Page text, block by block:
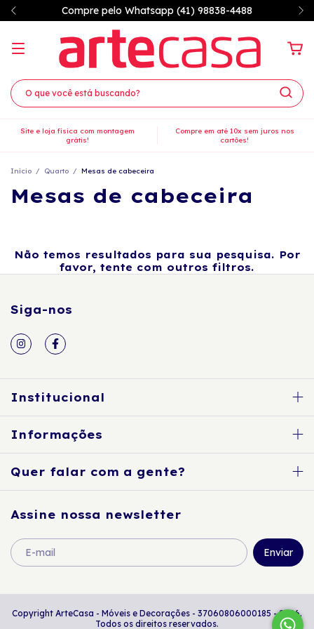
Compre pelo Whatsapp (41) 98838-4488
Site e loja física com montagem
grátis!
Compre em até 10x sem juros nos
cartões!
Início / Quarto / Mesas de cabeceira
Mesas de cabeceira
Não temos resultados para sua pesquisa. Por
favor, tente com outros filtros.
Siga-nos
Institucional
Informações
Quer falar com a gente?
Assine nossa newsletter
Copyright ArteCasa - Móveis e Decorações - 37060806000185 - 2026.
Todos os direitos reservados.